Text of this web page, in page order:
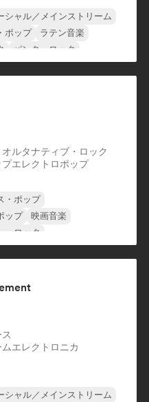
シャル／メインストリーム
ポップ
ラテン音楽
パンク・ロック
オルタナティブ・ロック
プエレクトロポップ
・ポップ
ップ
映画音楽
・ロック
エレクトロニカ
シャル／メインストリーム